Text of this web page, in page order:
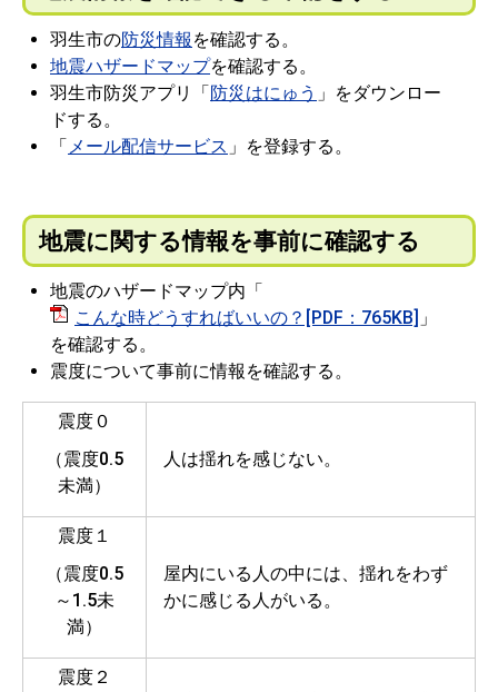
羽生市の防災情報 を確認する。
地震ハザードマップを確認する。
羽生市防災アプリ「防災はにゅう 」をダウンロー
ドする。
「メール配信サービス 」を登録する。
地震に関する情報を事前に確認する
地震のハザードマップ内「
こんな時どうすればいいの？[PDF：765KB] 」
を確認する。
震度について事前に情報を確認する。
震度０
（震度0.5
未満）
人は揺れを感じない。
震度１
（震度0.5
～1.5未
満）
屋内にいる人の中には、揺れをわず
かに感じる人がいる。
震度２